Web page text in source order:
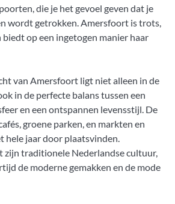
die je het gevoel geven dat je
wordt getrokken. Amersfoort is trots,
biedt op een ingetogen manier haar
van Amersfoort ligt niet alleen in de
in de perfecte balans tussen een
en een ontspannen levensstijl. De
groene parken, en markten en
hele jaar door plaatsvinden.
traditionele Nederlandse cultuur,
de moderne gemakken en de mode